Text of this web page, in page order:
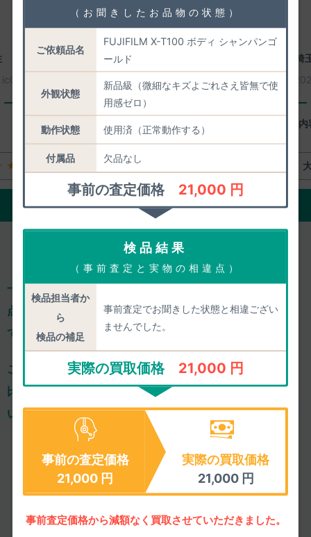
（お聞きしたお品物の状態）
ご依頼品名
FUJIFILM X-T100 ボディ シャンパンゴ
ールド
外観状態
新品級（微細なキズよごれさえ皆無で使
用感ゼロ）
動作状態 使用済（正常動作する）
付属品 欠品なし
事前の査定価格 21,000 円
検品結果
（事前査定と実物の相違点）
検品担当者か
ら
検品の補足
事前査定でお聞きした状態と相違ござい
ませんでした。
実際の買取価格 21,000 円
事前の査定価格
21,000 円
実際の買取価格
21,000円
事前査定価格から減額なく買取させていただきました。
ic0221
愛知県名古屋市天白区
2026年08月08日
買取番号：
ic0249
一心堂に感じたよいところ
査定などの素早さ。
大体満足
ご評価の詳細をみる
埼
査定
一心堂は、減額ありきの「買取上限価格」を掲載せず、一
点一点、きちんと事前査定し、正確な査定価格をご案内し
ております。
ご依頼のひと手間はおかけするのですが、確かな価格での
比較検討や気軽な相談ができるからこそ、納得してお任せ
いただけ、高い満足度につながっております。
皆様の満足度 4.85/5.00